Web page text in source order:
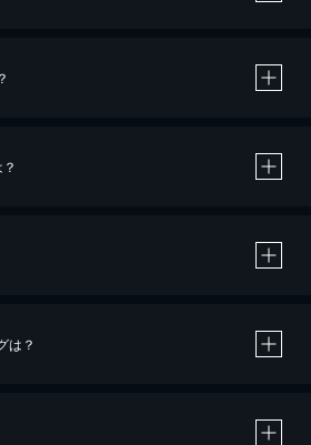
ジットカード決済による作品の購入 / レンタルです。
作品の購入 / レンタルは、20％のポイント還元です。
は？